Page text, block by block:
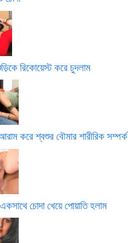
রিকোয়েস্ট করে চুদলাম
করে শ্বশুর বৌমার শারীরিক সম্পর্ক
চোদা খেয়ে পোয়াতি হলাম